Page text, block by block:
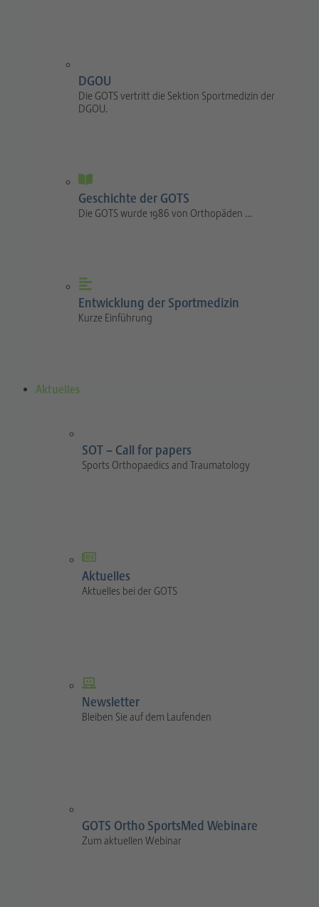
DGOU
Die GOTS vertritt die Sektion Sportmedizin der
DGOU.
Geschichte der GOTS
Die GOTS wurde 1986 von Orthopäden …
Entwicklung der Sportmedizin
Kurze Einführung
Aktuelles
SOT – Call for papers
Sports Orthopaedics and Traumatology
Aktuelles
Aktuelles bei der GOTS
Newsletter
Bleiben Sie auf dem Laufenden
GOTS Ortho SportsMed Webinare
Zum aktuellen Webinar